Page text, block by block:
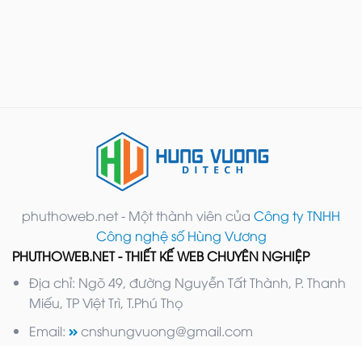
phuthoweb.net - Một thành viên của Công ty TNHH
Công nghệ số Hùng Vương
PHUTHOWEB.NET - THIẾT KẾ WEB CHUYÊN NGHIỆP
Địa chỉ: Ngõ 49, đường Nguyễn Tất Thành, P. Thanh
Miếu, TP Việt Trì, T.Phú Thọ
Email:
cnshungvuong@gmail.com